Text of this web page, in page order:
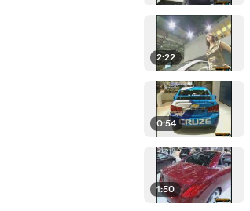
2:22
0:54
1:50